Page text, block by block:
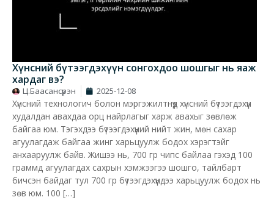
Хүнсний бүтээгдэхүүн сонгохдоо шошгыг нь яаж
хардаг вэ?
Ц.Баасансүрэн 2025-12-08
Хүнсний технологич болон мэргэжилтнүүд хүнсний бүтээгдэхүүн
худалдан авахдаа орц найрлагыг харж авахыг зөвлөж
байгаа юм. Тэгэхдээ бүтээгдэхүүний нийт жин, мөн сахар
агуулагдаж байгаа жинг харьцуулж бодох хэрэгтэйг
анхааруулж байв. Жишээ нь, 700 гр чипс байлаа гэхэд 100
граммд агуулагдах сахрын хэмжээгээ шошго, тайлбарт
бичсэн байдаг тул 700 гр бүтээгдэхүүндээ харьцуулж бодох нь
зөв юм. 100 […]